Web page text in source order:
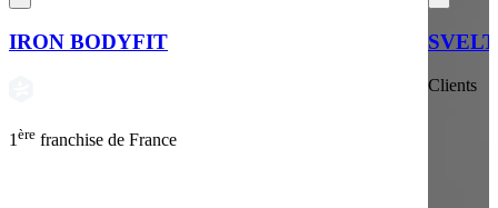
IRON BODYFIT
1 ère franchise de France
Clients